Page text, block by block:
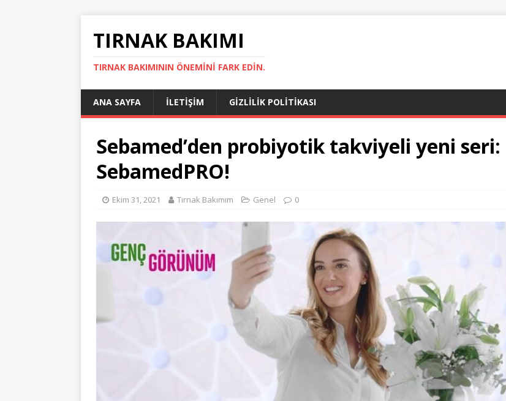
TIRNAK BAKIMI
TIRNAK BAKIMININ ÖNEMINI FARK EDIN.
ANA SAYFA İLETIŞIM GIZLILIK POLITIKASI
Sebamed’den probiyotik takviyeli yeni seri:
SebamedPRO!
Ekim 31, 2021 Tırnak Bakımım Genel 0